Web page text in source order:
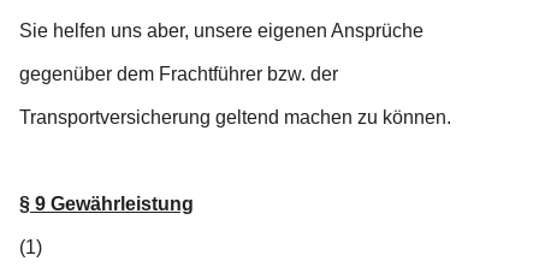
Sie helfen uns aber, unsere eigenen Ansprüche
gegenüber dem Frachtführer bzw. der
Transportversicherung geltend machen zu können.
§ 9 Gewährleistung
(1)